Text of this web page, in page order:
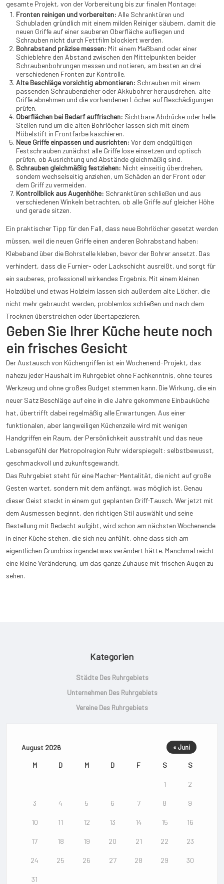
gesamte Projekt, von der Vorbereitung bis zur finalen Montage:
Fronten reinigen und vorbereiten: Alle Schranktüren und
Schubladen gründlich mit einem milden Reiniger säubern, damit die
neuen Griffe auf einer sauberen Oberfläche aufliegen und
Schrauben nicht durch Fettfilm blockiert werden.
Bohrabstand präzise messen: Mit einem Maßband oder einer
Schieblehre den Abstand zwischen den Mittelpunkten beider
Schraubenbohrungen messen und notieren, am besten an drei
verschiedenen Fronten zur Kontrolle.
Alte Beschläge vorsichtig abmontieren: Schrauben mit einem
passenden Schraubenzieher oder Akkubohrer herausdrehen, alte
Griffe abnehmen und die vorhandenen Löcher auf Beschädigungen
prüfen.
Oberflächen bei Bedarf auffrischen: Sichtbare Abdrücke oder helle
Stellen rund um die alten Bohrlöcher lassen sich mit einem
Möbelstift in Frontfarbe kaschieren.
Neue Griffe einpassen und ausrichten: Vor dem endgültigen
Festschrauben zunächst alle Griffe lose einsetzen und optisch
prüfen, ob Ausrichtung und Abstände gleichmäßig sind.
Schrauben gleichmäßig festziehen: Nicht einseitig überdrehen,
sondern wechselseitig anziehen, um Schäden an der Front oder
dem Griff zu vermeiden.
Kontrollblick aus Augenhöhe: Schranktüren schließen und aus
verschiedenen Winkeln betrachten, ob alle Griffe auf gleicher Höhe
und gerade sitzen.
Ein praktischer Tipp für den Fall, dass neue Bohrlöcher gesetzt werden
müssen, weil die neuen Griffe einen anderen Bohrabstand haben:
Klebeband über die Bohrstelle kleben, bevor der Bohrer ansetzt. Das
verhindert, dass die Furnier- oder Lackschicht ausreißt, und sorgt für
ein sauberes, professionell wirkendes Ergebnis. Mit einem kleinen
Holzdübel und etwas Holzleim lassen sich außerdem alte Löcher, die
nicht mehr gebraucht werden, problemlos schließen und nach dem
Trocknen überstreichen oder übertapezieren.
Geben Sie Ihrer Küche heute noch
ein frisches Gesicht
Der Austausch von Küchengriffen ist ein Wochenend-Projekt, das
nahezu jeder Haushalt im Ruhrgebiet ohne Fachkenntnis, ohne teures
Werkzeug und ohne großes Budget stemmen kann. Die Wirkung, die ein
neuer Satz Beschläge auf eine in die Jahre gekommene Einbauküche
hat, übertrifft dabei regelmäßig alle Erwartungen. Aus einer
funktionalen, aber langweiligen Küchenzeile wird mit wenigen
Handgriffen ein Raum, der Persönlichkeit ausstrahlt und das neue
Lebensgefühl der Metropolregion Ruhr widerspiegelt: selbstbewusst,
geschmackvoll und zukunftsgewandt.
Das Ruhrgebiet steht für eine Macher-Mentalität, die nicht auf große
Gesten wartet, sondern mit dem anfängt, was möglich ist. Genau
dieser Geist steckt in einem gut geplanten Griff-Tausch. Wer jetzt mit
dem Ausmessen beginnt, den richtigen Stil auswählt und seine
Bestellung mit Bedacht aufgibt, wird schon am nächsten Wochenende
in einer Küche stehen, die sich neu anfühlt, ohne dass sich am
eigentlichen Grundriss irgendetwas verändert hätte. Manchmal reicht
eine kleine Veränderung, um das ganze Zuhause mit frischen Augen zu
sehen.
Kategorien
Städte Des Ruhrgebiets
Unternehmen Des Ruhrgebiets
Vereine Des Ruhrgebiets
August 2026
M D M D F S S
1 2
3 4 5 6 7 8 9
10 11 12 13 14 15 16
17 18 19 20 21 22 23
24 25 26 27 28 29 30
31
« Juni